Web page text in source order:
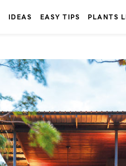
IDEAS EASY TIPS PLANTS